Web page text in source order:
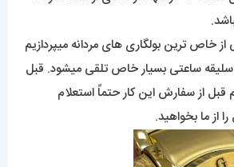
برخی دیگر از محصولات بولگاری الهامی
هست که در آنها مار نمادی از شفا، قدرت،
خاص ترین بولگاری های مردانه میپردازیم
سلیقه ساعتی بسیار خاص تلقی میشود. قبل
از سفارش این کار حتماً استعلام
از ما بخواهید.